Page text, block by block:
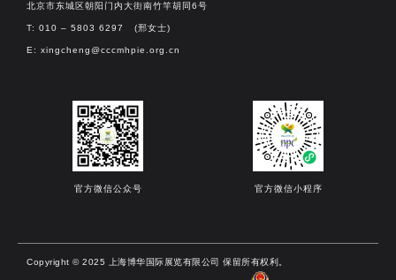
北京市东城区朝阳门内大街南竹竿胡同6号
T: 010 – 5803 6297 (邢女士)
E: xingcheng@cccmhpie.org.cn
官方微信公众号 官方微信小程序
Copyright © 2025 上海博华国际展览有限公司 保留所有权利。